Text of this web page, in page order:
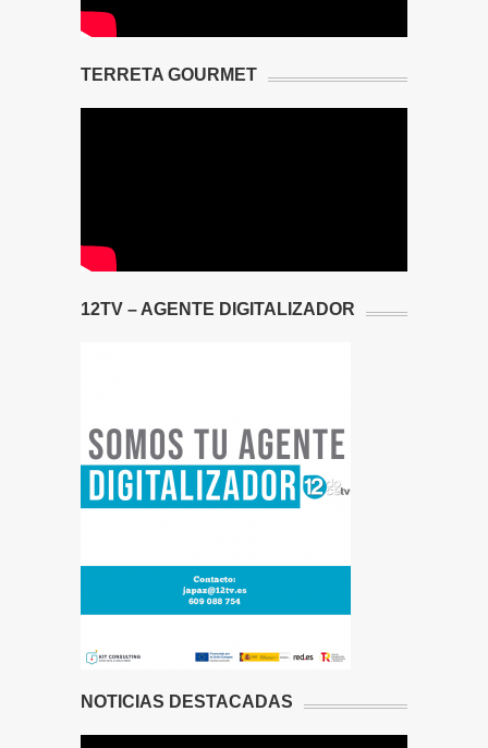
TERRETA GOURMET
12TV – AGENTE DIGITALIZADOR
NOTICIAS DESTACADAS